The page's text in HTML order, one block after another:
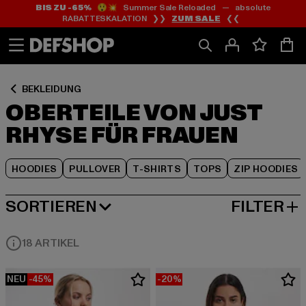
Zum
Inhalt
springen
Zum
Fußzeile
springen
BIS ZU -65%😲💥 Summer Sale Reloaded — absolute
RABATTESKALATION ❯❯ ZUM SALE ❮❮
BEKLEIDUNG
OBERTEILE VON JUST
RHYSE FÜR FRAUEN
HOODIES PULLOVER T-SHIRTS TOPS ZIP HOODIES
Zum
Produktraster
springen
SORTIEREN
NEUESTE FILTER
18 ARTIKEL
NEU -45% -20%